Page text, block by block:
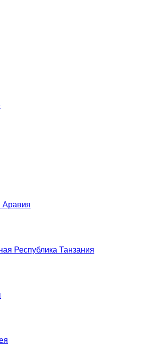
Аравия
Республика Танзания